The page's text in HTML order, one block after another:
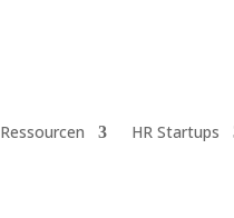
Ressourcen HR Startups